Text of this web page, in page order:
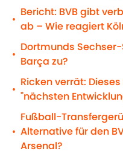
•
Bericht: BVB gibt
ab – Wie reagiert
•
Dortmunds
Barça zu?
•
Ricken verrät:
"nächsten
•
Fußball-
Alternative für den
Arsenal?